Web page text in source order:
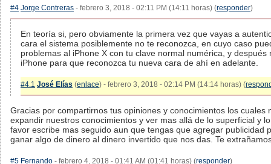
#4 Jorge Contreras - febrero 3, 2018 - 02:11 PM (14:11 horas) (responder)
En teoría si, pero obviamente la primera vez que vayas a
cara el sistema posiblemente no te reconozca, en cuyo caso
problemas al iPhone X con tu clave normal numérica, y después
iPhone para que reconozca tu nueva cara de ahí en adelante.
#4.1 José Elías (enlace) - febrero 3, 2018 - 02:14 PM (14:14 horas) (
Gracias por compartirnos tus opiniones y conocimientos los cuales
expandir nuestros conocimientos y ver mas allá de lo superficial y
favor escribe mas seguido aun que tengas que agregar publicidad
ganar algo de dinero al dinero invertido que nos das. Te
#5 Fernando - febrero 4, 2018 - 01:41 AM (01:41 horas) (responder)